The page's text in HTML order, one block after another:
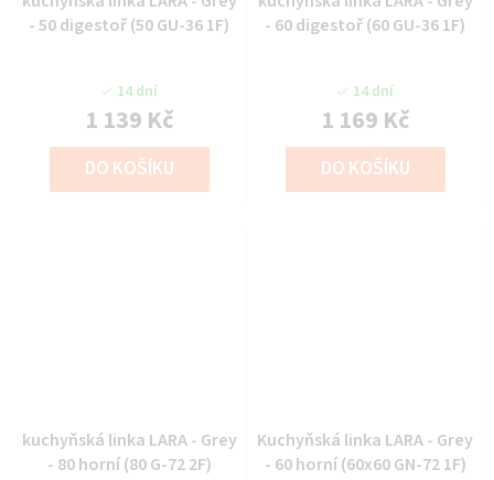
- 50 digestoř (50 GU-36 1F)
14 dní
1 139 Kč
DO KOŠÍKU
- 60 digestoř (60 GU-36 1F)
14 dní
1 169 Kč
DO KOŠÍKU
kuchyňská linka LARA - Grey
- 80 horní (80 G-72 2F)
Kuchyňská linka LARA - Grey
- 60 horní (60x60 GN-72 1F)